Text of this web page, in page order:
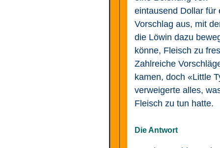
eintausend Dollar für
Vorschlag aus, mit
die Löwin dazu
könne, Fleisch zu
Zahlreiche
kamen, doch «Little
verweigerte alles,
Fleisch zu tun hatte.
Die Antwort